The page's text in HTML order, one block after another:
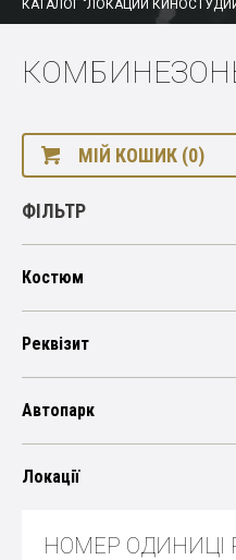
КАТАЛОГ "ЛОКАЦИИ
МІЙ КОШИК (0)
ФІЛЬТР
Костюм
Реквізит
Автопарк
Локації
НОМЕР ОДИНИЦІ